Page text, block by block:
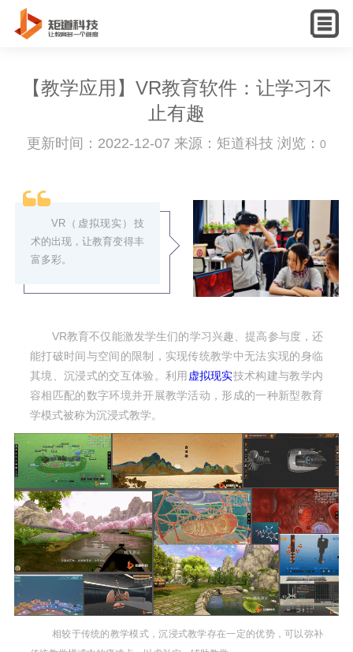
English
【教学应用】VR教育软件：让学习不
止有趣
更新时间：2022-12-07 来源：矩道科技 浏览： 0
VR（虚拟现实）技
术的出现，让教育变得丰
富多彩。
VR教育不仅能激发学生们的学习兴趣、提高参与度，还
能打破时间与空间的限制，实现传统教学中无法实现的身临
其境、沉浸式的交互体验。利用 虚拟现实技术构建与教学内
容相匹配的数字环境并开展教学活动，形成的一种新型教育
学模式被称为沉浸式教学。
相较于传统的教学模式，沉浸式教学存在一定的优势，可以弥补